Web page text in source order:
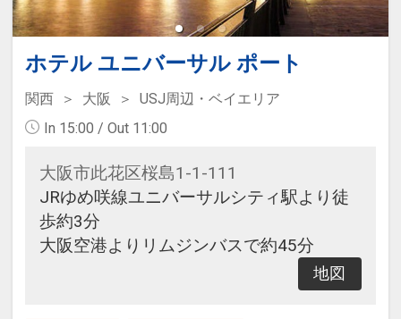
ホテル ユニバーサル ポート
関西 大阪
USJ周辺・ベイエリア
In 15:00 / Out 11:00
大阪市此花区桜島1-1-111
JRゆめ咲線ユニバーサルシティ駅より徒
歩約3分
大阪空港よりリムジンバスで約45分
地図